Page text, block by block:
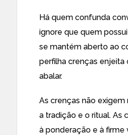
Há quem confunda
ignore que quem
se mantém aberto ao
perfilha crenças enjeita
abalar.
As crenças não
a tradição e o ritual. As
à ponderação e à firme